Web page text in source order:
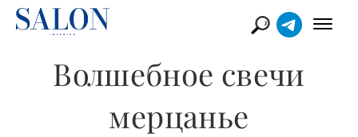
Волшебное свечи
мерцанье